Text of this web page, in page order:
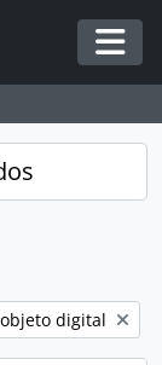
filtro:digital